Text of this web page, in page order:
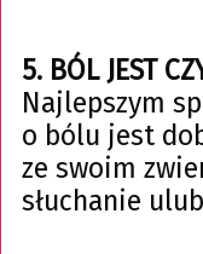
5. BÓL JEST
Najlepszym
o bólu jest
ze swoim
słuchanie